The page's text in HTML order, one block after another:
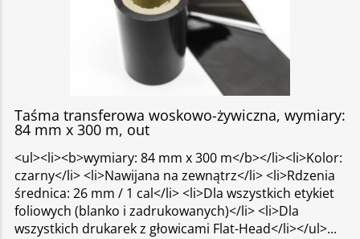
Taśma transferowa woskowo-żywiczna, wymiary:
84 mm x 300 m, out
<ul><li><b>wymiary: 84 mm x 300 m</b></li><li>Kolor:
czarny</li> <li>Nawijana na zewnątrz</li> <li>Rdzenia
średnica: 26 mm / 1 cal</li> <li>Dla wszystkich etykiet
foliowych (blanko i zadrukowanych)</li> <li>Dla
wszystkich drukarek z głowicami Flat-Head</li></ul>